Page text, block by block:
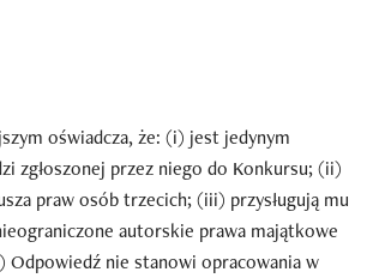
oświadcza, że: (i) jest jedynym
zgłoszonej przez niego do Konkursu; (ii)
praw osób trzecich; (iii) przysługują mu
autorskie prawa majątkowe
nie stanowi opracowania w